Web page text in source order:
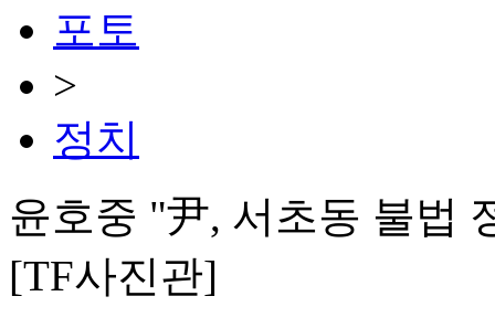
포토
>
정치
윤호중 "尹, 서초동 불법
[TF사진관]